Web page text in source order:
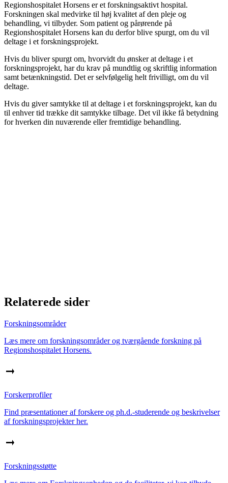
Regionshospitalet Horsens er et forskningsaktivt hospital.
Forskningen skal medvirke til høj kvalitet af den pleje og
behandling, vi tilbyder. Som patient og pårørende på
Regionshospitalet Horsens kan du derfor blive spurgt, om du vil
deltage i et forskningsprojekt.
​​​​Hvis du bliver spurgt om, hvorvidt du ønsker at deltage i et
forskningsprojekt, har du krav på mundtlig og skriftlig information
samt betænkningstid. Det er selvfølgelig helt frivilligt, om du vil
deltage.
Hvis du giver samtykke til at deltage i et forskningsprojekt, kan du
til enhver tid trække dit samtykke tilbage. Det vil ikke få betydning
for hverken din nuværende eller fremtidige behandling.
Relaterede sider
Forskningsområder
Læs mere om forskningsområder og tværgående forskning på
Regionshospitalet Horsens.
Forskerprofiler
Find præsentationer af forskere og ph.d.-studerende og beskrivelser
af forskningsprojekter her.
Forskningsstøtte